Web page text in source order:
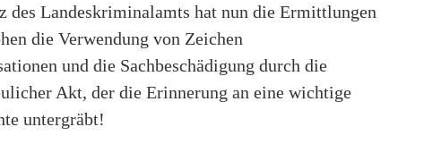
des Landeskriminalamts hat nun die Ermittlungen
die Verwendung von Zeichen
und die Sachbeschädigung durch die
Akt, der die Erinnerung an eine wichtige
untergräbt!